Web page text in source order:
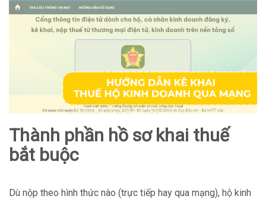
Thành phần hồ sơ khai thuế
bắt buộc
Dù nộp theo hình thức nào (trực tiếp hay qua mạng), hộ kinh